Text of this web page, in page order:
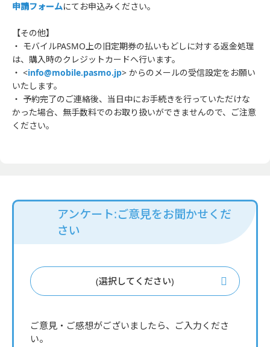
申請フォームにてお申込みください。
【その他】
・ モバイルPASMO上の旧定期券の払いもどしに対する返金処理
は、購入時のクレジットカードへ行います。
・ <info@mobile.pasmo.jp> からのメールの受信設定をお願い
いたします。
・ 予約完了のご連絡後、当日中にお手続きを行っていただけな
かった場合、無手数料でのお取り扱いができませんので、ご注意
ください。
アンケート:ご意見をお聞かせくだ
さい
(選択してください)
ご意見・ご感想がございましたら、ご入力くださ
い。